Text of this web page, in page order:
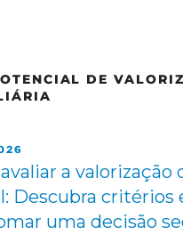
DE
a valorização
Descubra critérios
uma decisão